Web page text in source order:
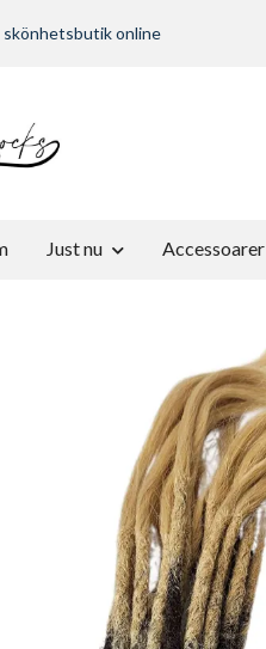
skönhetsbutik online
Just nu Accessoarer